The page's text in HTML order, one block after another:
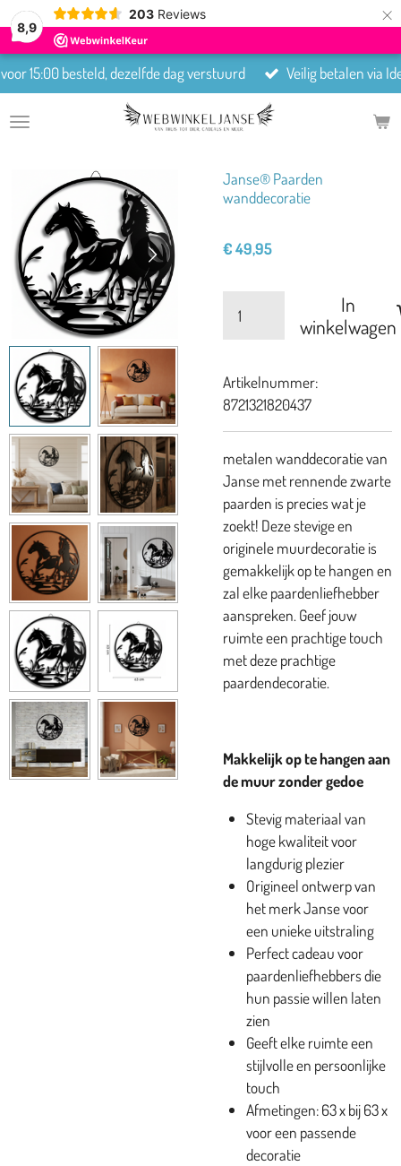
8,9
203 Reviews ×
15:00 besteld, dezelfde dag verstuurd Veilig betalen via
Janse® Paarden
wanddecoratie
€ 49,95
In
winkelwagen
Artikelnummer:
8721321820437
metalen wanddecoratie van
Janse met rennende zwarte
paarden is precies wat je
zoekt! Deze stevige en
originele muurdecoratie is
gemakkelijk op te hangen en
zal elke paardenliefhebber
aanspreken. Geef jouw
ruimte een prachtige touch
met deze prachtige
paardendecoratie.
Makkelijk op te hangen aan
de muur zonder gedoe
Stevig materiaal van
hoge kwaliteit voor
langdurig plezier
Origineel ontwerp van
het merk Janse voor
een unieke uitstraling
Perfect cadeau voor
paardenliefhebbers die
hun passie willen laten
zien
Geeft elke ruimte een
stijlvolle en persoonlijke
touch
Afmetingen: 63 x bij 63 x
voor een passende
decoratie